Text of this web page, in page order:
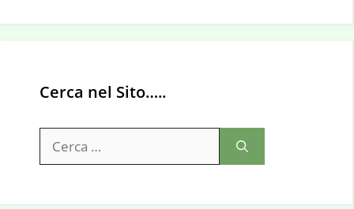
Cerca nel Sito…..
per: